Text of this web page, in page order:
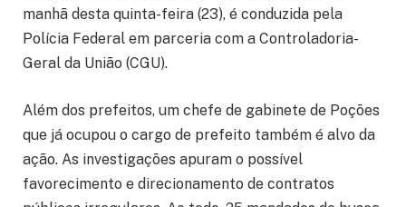
manhã desta quinta-feira (23), é conduzida pela
Polícia Federal em parceria com a Controladoria-
Geral da União (CGU).
Além dos prefeitos, um chefe de gabinete de Poções
que já ocupou o cargo de prefeito também é alvo da
ação. As investigações apuram o possível
favorecimento e direcionamento de contratos